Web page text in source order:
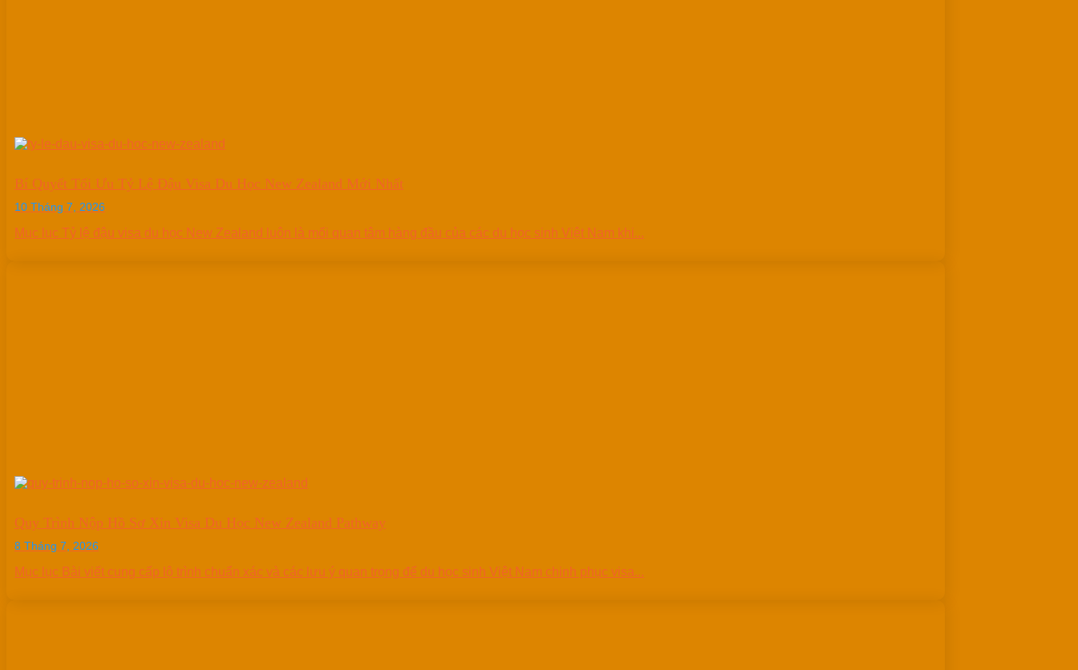
Bí Quyết Tối Ưu Tỷ Lệ Đậu Visa Du Học New Zealand Mới Nhất
10 Tháng 7, 2026
Mục lục Tỷ lệ đậu visa du học New Zealand luôn là mối quan tâm hàng đầu của các du học sinh Việt Nam khi...
Quy Trình Nộp Hồ Sơ Xin Visa Du Học New Zealand Pathway
8 Tháng 7, 2026
Mục lục Bài viết cung cấp lộ trình chuẩn xác và các lưu ý quan trọng để du học sinh Việt Nam chinh phục visa...